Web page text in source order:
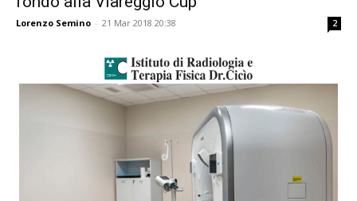
Lorenzo Semino - 21 Mar 2018 20:38 2